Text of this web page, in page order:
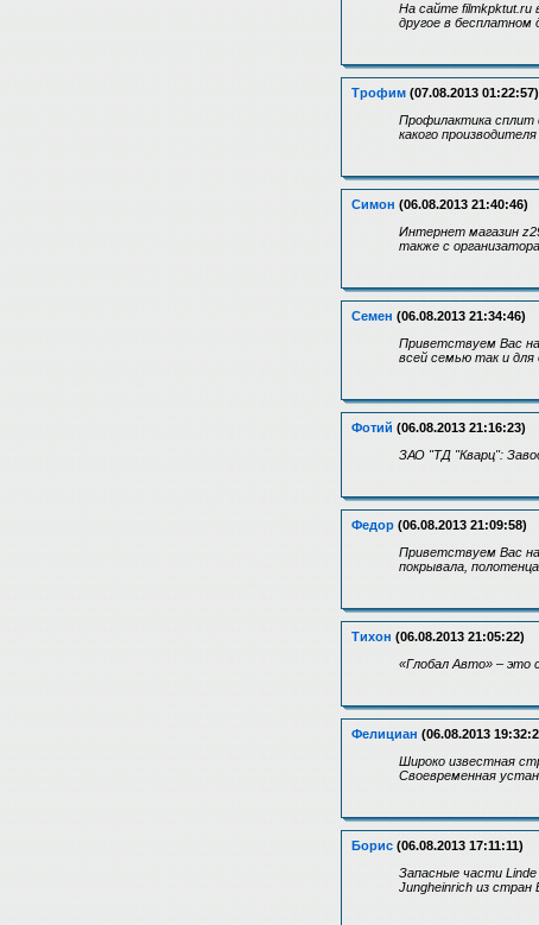
На сайте filmkpktut.ru
другое в
Трофим (07.08.2013 01:22:57)
Профилактика сплит
какого
Симон (06.08.2013 21:40:46)
Интернет магазин
также с
Семен (06.08.2013 21:34:46)
Приветствуем Вас
всей семью так и для
Фотий (06.08.2013 21:16:23)
ЗАО "ТД "Кварц":
Федор (06.08.2013 21:09:58)
Приветствуем Вас на
покрывала,
Тихон (06.08.2013 21:05:22)
«Глобал Авто» – это
Фелициан (06.08.2013
Широко известная
Своевременная
Борис (06.08.2013 17:11:11)
Запасные части Linde
Jungheinrich из стран